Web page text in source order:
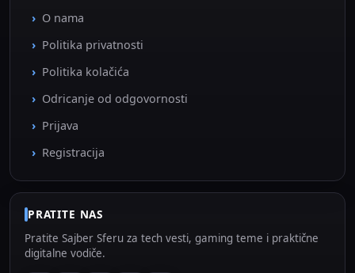
O nama
Politika privatnosti
Politika kolačića
Odricanje od odgovornosti
Prijava
Registracija
PRATITE NAS
Pratite Sajber Sferu za tech vesti, gaming teme i praktične
digitalne vodiče.